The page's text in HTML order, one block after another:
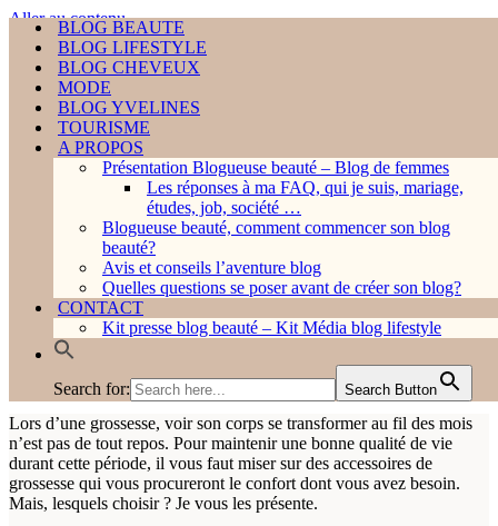
Aller au contenu
BLOG BEAUTE
BLOG LIFESTYLE
BLOG CHEVEUX
MODE
BLOG YVELINES
TOURISME
A PROPOS
Présentation Blogueuse beauté – Blog de femmes
Les réponses à ma FAQ, qui je suis, mariage,
job, société …
Blogueuse beauté, comment commencer son blog
Avis et conseils l’aventure blog
Quelles questions se poser avant de créer son blog?
CONTACT
Kit presse blog beauté – Kit Média blog lifestyle
Rechercher...
HOME ❤︎
BLOG BEAUTE
BLOG LIFESTYLE
BLOG CHEVEUX
MODE
BLOG YVELINES
TOURISME
A PROPOS
Présentation Blogueuse beauté – Blog de femmes
Les réponses à ma FAQ, qui je suis, mariage,
études, job, société …
Blogueuse beauté, comment commencer son blog
beauté?
Avis et conseils l’aventure blog
Quelles questions se poser avant de créer son blog?
CONTACT
Kit presse blog beauté – Kit Média blog lifestyle
Search for: Search Button
BLOG LIFESTYLE
Future maman : les accessoires
pour un confort optimal
Lors d’une grossesse, voir son corps se transformer au fil des mois
n’est pas de tout repos. Pour maintenir une bonne qualité de vie
durant cette période, il vous faut miser sur des accessoires de
grossesse qui vous procureront le confort dont vous avez besoin.
Mais, lesquels choisir ? Je vous les présente.